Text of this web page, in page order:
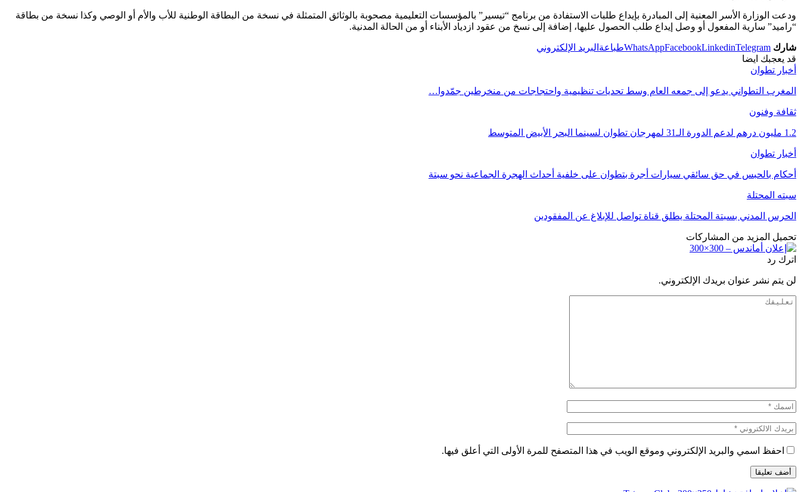
ودعت الوزارة الأسر المعنية إلى المبادرة بإيداع طلبات الاستفادة من برنامج “تيسير” بالمؤسسات التعليمية مصحوبة بالوثائق المتمثلة في نسخة من البطاقة الوطنية للأب والأم أو الوصي وكذا نسخة من بطاقة
“راميد” سارية المفعول أو وصل إيداع طلب الحصول عليها، إضافة إلى نسخ من عقود ازدياد الأبناء أو من الحالة المدنية.
شارك WhatsAppFacebookLinkedinTelegram طباعة البريد الإلكتروني
قد يعجبك ايضا
أخبار تطوان
المغرب التطواني يدعو إلى جمعه العام وسط تحديات تنظيمية واحتجاجات من منخرطين جمّدوا…
ثقافة وفنون
1.2 مليون درهم لدعم الدورة الـ31 لمهرجان تطوان لسينما البحر الأبيض المتوسط
أخبار تطوان
أحكام بالحبس في حق سائقي سيارات أجرة بتطوان على خلفية أحداث الهجرة الجماعية نحو سبتة
سبته المحتلة
الحرس المدني بسبتة المحتلة يطلق قناة تواصل للإبلاغ عن المفقودين
تحميل المزيد من المشاركات
اترك رد
لن يتم نشر عنوان بريدك الإلكتروني.
احفظ اسمي والبريد الإلكتروني وموقع الويب في هذا المتصفح للمرة الأولى التي أعلق فيها.